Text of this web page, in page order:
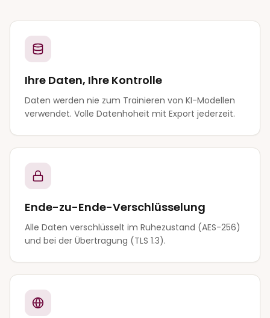
Ihre Daten, Ihre Kontrolle
Daten werden nie zum Trainieren von KI-Modellen
verwendet. Volle Datenhoheit mit Export jederzeit.
Ende-zu-Ende-Verschlüsselung
Alle Daten verschlüsselt im Ruhezustand (AES-256)
und bei der Übertragung (TLS 1.3).